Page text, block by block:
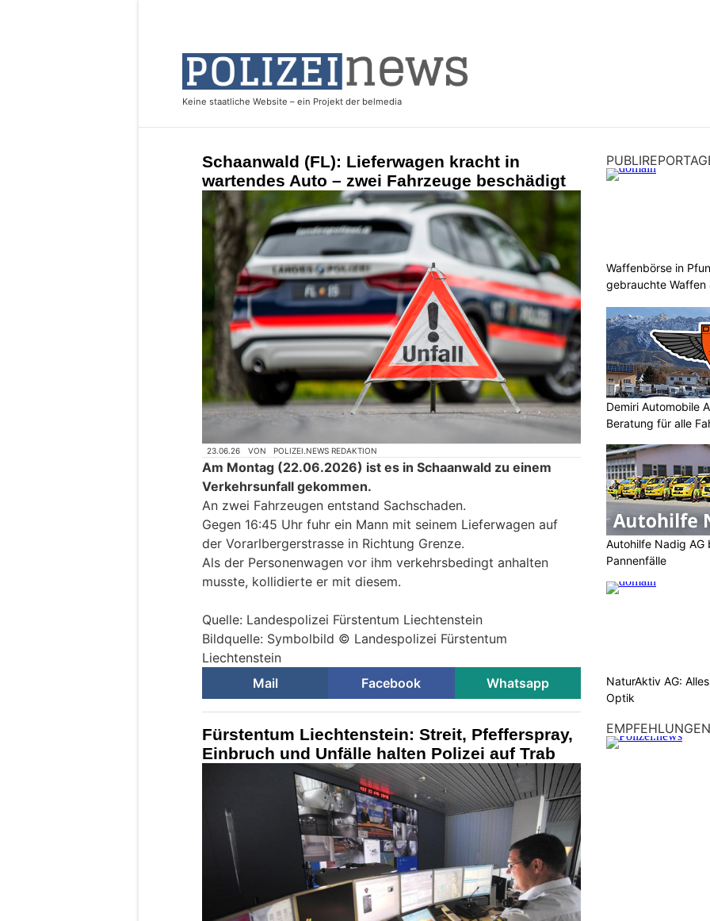
Schaanwald (FL): Lieferwagen kracht in
wartendes Auto – zwei Fahrzeuge beschädigt
23.06.26 VON POLIZEI.NEWS REDAKTION
Am Montag (22.06.2026) ist es in Schaanwald zu einem
Verkehrsunfall gekommen.
An zwei Fahrzeugen entstand Sachschaden.
Gegen 16:45 Uhr fuhr ein Mann mit seinem Lieferwagen auf
der Vorarlbergerstrasse in Richtung Grenze.
Als der Personenwagen vor ihm verkehrsbedingt anhalten
musste, kollidierte er mit diesem.
Quelle: Landespolizei Fürstentum Liechtenstein
Bildquelle: Symbolbild © Landespolizei Fürstentum
Liechtenstein
Mail
Facebook Whatsapp
Fürstentum Liechtenstein: Streit, Pfefferspray,
Einbruch und Unfälle halten Polizei auf Trab
Waffenbörse in
gebrauchte Waffen
Demiri Automobile
Beratung für alle
Autohilfe Nadig AG
Pannenfälle
NaturAktiv AG:
Optik
EMPFEHLUNGEN